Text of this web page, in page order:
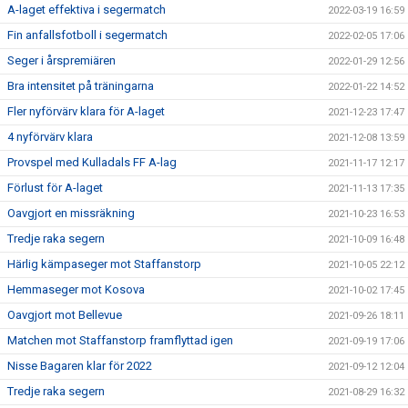
A-laget effektiva i segermatch 2022-03-19 16:59
Fin anfallsfotboll i segermatch 2022-02-05 17:06
Seger i årspremiären 2022-01-29 12:56
Bra intensitet på träningarna 2022-01-22 14:52
Fler nyförvärv klara för A-laget 2021-12-23 17:47
4 nyförvärv klara 2021-12-08 13:59
Provspel med Kulladals FF A-lag 2021-11-17 12:17
Förlust för A-laget 2021-11-13 17:35
Oavgjort en missräkning 2021-10-23 16:53
Tredje raka segern 2021-10-09 16:48
Härlig kämpaseger mot Staffanstorp 2021-10-05 22:12
Hemmaseger mot Kosova 2021-10-02 17:45
Oavgjort mot Bellevue 2021-09-26 18:11
Matchen mot Staffanstorp framflyttad igen 2021-09-19 17:06
Nisse Bagaren klar för 2022 2021-09-12 12:04
Tredje raka segern 2021-08-29 16:32